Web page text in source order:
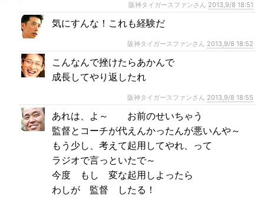
阪神タイガースファンさん 2013,9/8 18:51
気にすんな！これも経験だ
阪神タイガースファンさん 2013,9/8 18:52
こんなんで挫けたらあかんで
成長してやり返したれ
阪神タイガースファンさん 2013,9/8 18:55
あれは、よ～ お前のせいちゃう
監督とコーチが代えんかったんが悪いんや～
もう少し、考えて起用してやれ、って
ラジオで言っといたで～
今度 もし 変な起用しよったら
わしが 監督 したる！